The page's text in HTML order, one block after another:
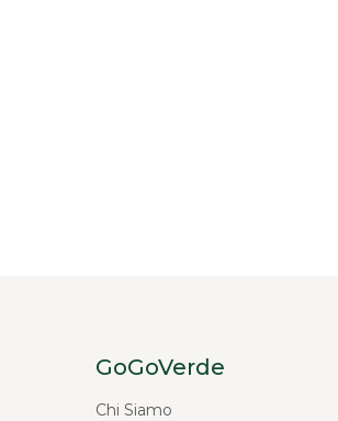
GoGoVerde
Chi Siamo